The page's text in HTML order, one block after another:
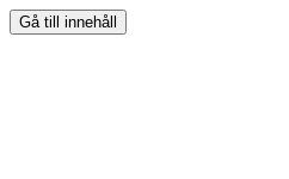
Gå till innehåll